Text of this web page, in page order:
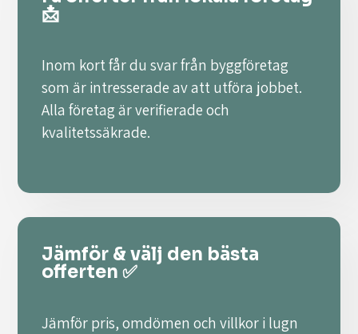
📩
Inom kort får du svar från byggföretag
som är intresserade av att utföra jobbet.
Alla företag är verifierade och
kvalitetssäkrade.
Jämför & välj den bästa
offerten ✅
Jämför pris, omdömen och villkor i lugn